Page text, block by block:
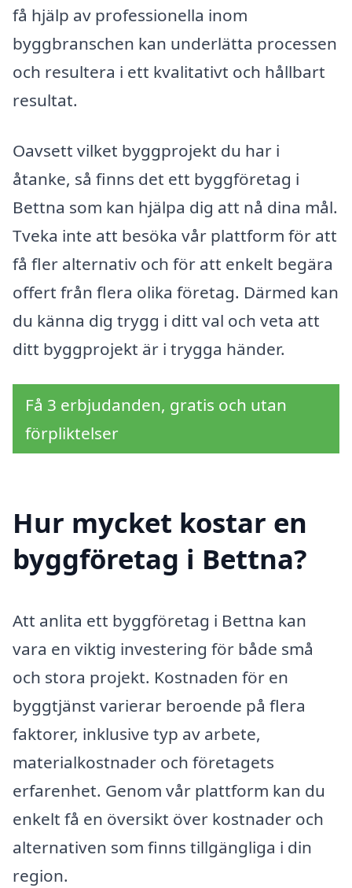
få hjälp av professionella inom
byggbranschen kan underlätta processen
och resultera i ett kvalitativt och hållbart
resultat.
Oavsett vilket byggprojekt du har i
åtanke, så finns det ett byggföretag i
Bettna som kan hjälpa dig att nå dina mål.
Tveka inte att besöka vår plattform för att
få fler alternativ och för att enkelt begära
offert från flera olika företag. Därmed kan
du känna dig trygg i ditt val och veta att
ditt byggprojekt är i trygga händer.
Få 3 erbjudanden, gratis och utan
förpliktelser
Hur mycket kostar en
byggföretag i Bettna?
Att anlita ett byggföretag i Bettna kan
vara en viktig investering för både små
och stora projekt. Kostnaden för en
byggtjänst varierar beroende på flera
faktorer, inklusive typ av arbete,
materialkostnader och företagets
erfarenhet. Genom vår plattform kan du
enkelt få en översikt över kostnader och
alternativen som finns tillgängliga i din
region.